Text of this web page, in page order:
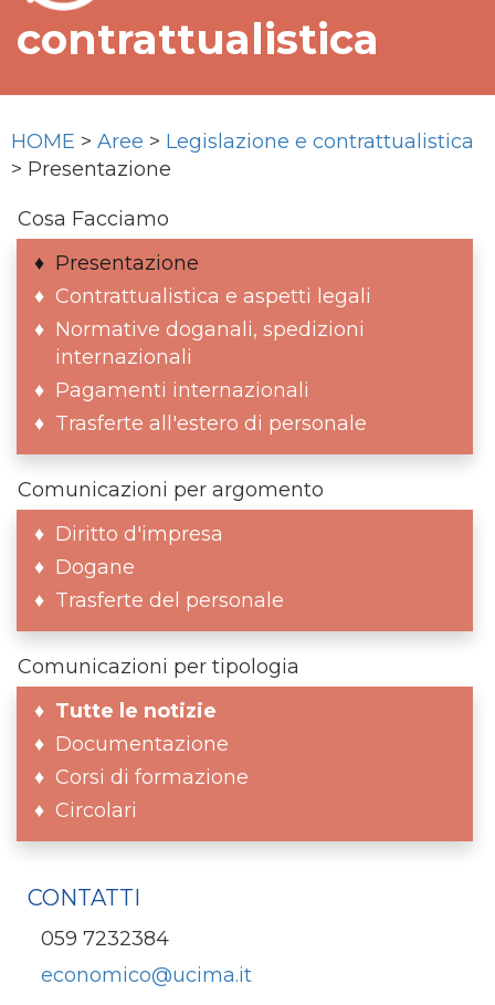
contrattualistica
HOME > Aree > Legislazione e contrattualistica
> Presentazione
Cosa Facciamo
Presentazione
Contrattualistica e aspetti legali
Normative doganali, spedizioni
internazionali
Pagamenti internazionali
Trasferte all'estero di personale
Comunicazioni per argomento
Diritto d'impresa
Dogane
Trasferte del personale
Comunicazioni per tipologia
Tutte le notizie
Documentazione
Corsi di formazione
Circolari
CONTATTI
059 7232384
economico@ucima.it